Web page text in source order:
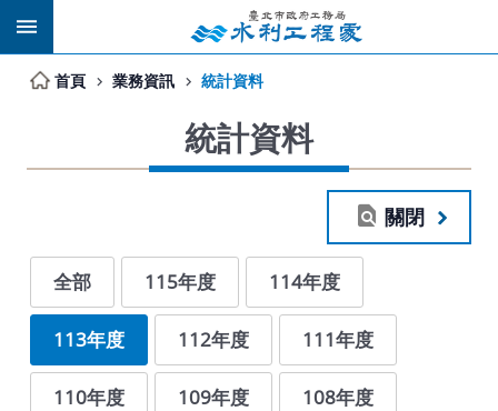
跳到主要內容區塊
首頁 業務資訊 統計資料
統計資料
關閉
全部 115年度 114年度
113年度 112年度 111年度
110年度 109年度 108年度